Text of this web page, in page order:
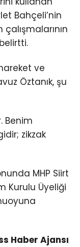
Bahçeli’nin
ve
Öztanık, şu
Benim
zikzak
MHP Siirt
Kurulu Üyeliği
Haber Ajansı